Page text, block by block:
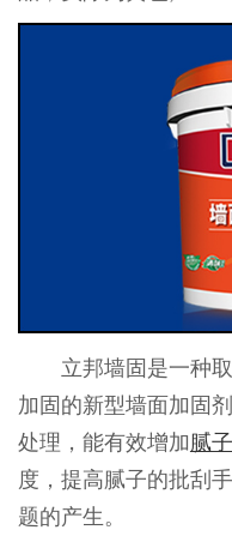
立邦墙固是一种取
加固的新型墙面加固
处理，能有效增加腻子
度，提高腻子的批刮
题的产生。